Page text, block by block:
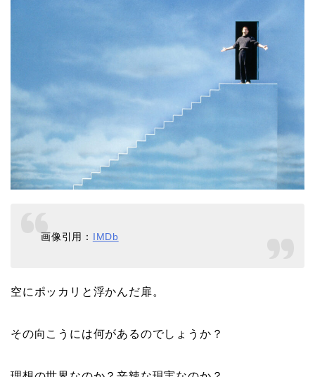
画像引用： IMDb
空にポッカリと浮かんだ扉。
その向こうには何があるのでしょうか？